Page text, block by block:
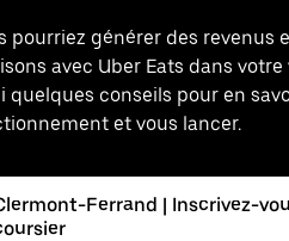
pourriez générer des revenus
avec Uber Eats dans
quelques conseils pour en
et vous lancer.
Ferrand | Inscrivez-